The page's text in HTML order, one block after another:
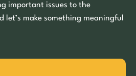
important issues to the
let’s make something meaningful